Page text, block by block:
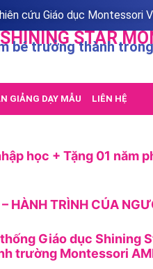
cứu Giáo dục Montessori
STAR
bé trưởng thành
GIẢNG DẠY MẪU LIÊN HỆ
học + Tặng 01
HÀNH TRÌNH CỦA
Giáo dục Shining
trường Montessori